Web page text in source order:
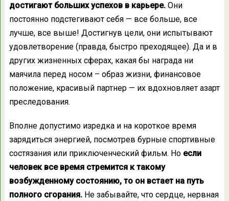
достигают больших успехов в карьере.Они
постоянно подстегивают себя — все больше, все
лучше, все выше! Достигнув цели, они испытывают
удовлетворение (правда, быстро преходящее). Да и в
других жизненных сферах, какая бы награда ни
маячила перед носом – образ жизни, финансовое
положение, красивый партнер — их вдохновляет азарт
преследования.
Вполне допустимо изредка и на короткое время
зарядиться энергией, посмотрев бурные спортивные
состязания или приключенческий фильм. Но если
человек все время стремится к такому
возбужденному состоянию, то он встает на путь
полного сгорания. Не забывайте, что сердце, нервная